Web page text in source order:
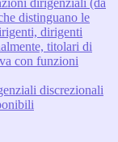
dirigenziali (da
distinguano le
dirigenti
titolari di
con funzioni
discrezionali